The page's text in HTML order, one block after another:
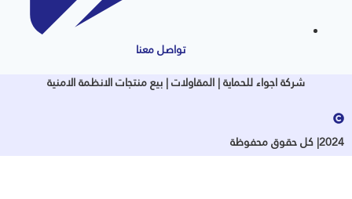
تواصل معنا
شركة اجواء للحماية | المقاولات | بيع منتجات الانظمة الامنية
كل حقوق محفوظة